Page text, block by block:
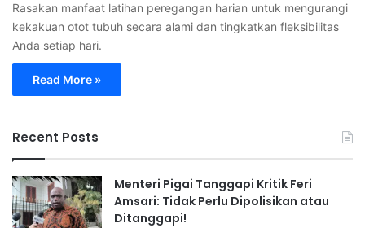
Rasakan manfaat latihan peregangan harian untuk mengurangi
kekakuan otot tubuh secara alami dan tingkatkan fleksibilitas
Anda setiap hari.
Read More »
Recent Posts
Menteri Pigai Tanggapi Kritik Feri
Amsari: Tidak Perlu Dipolisikan atau
Ditanggapi!